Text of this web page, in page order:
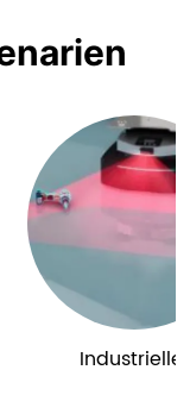
Industrielle